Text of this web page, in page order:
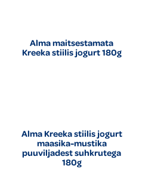
Alma maitsestamata
Kreeka stiilis jogurt 180g
Alma Kreeka stiilis jogurt
maasika-mustika
puuviljadest suhkrutega
180g